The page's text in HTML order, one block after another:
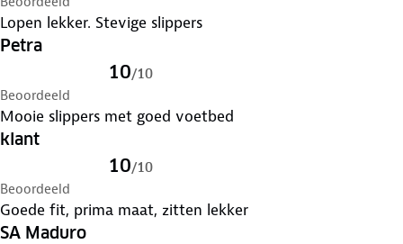
Lopen lekker. Stevige slippers
Petra
10/10
Beoordeeld
Mooie slippers met goed voetbed
klant
10/10
Beoordeeld
Goede fit, prima maat, zitten lekker
SA Maduro